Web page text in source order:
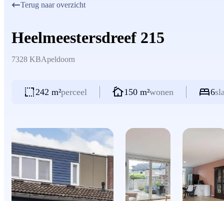
Terug naar overzicht
Heelmeestersdreef 215
7328 KBApeldoorn
242 m²perceel 150 m²wonen 6